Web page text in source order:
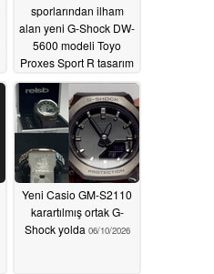
sporlarından ilham
alan yeni G-Shock DW-
5600 modeli Toyo
Proxes Sport R tasarım
ipuçlarına sahiptir
06/11/2026
Yeni Casio GM-S2110
karartılmış ortak G-
Shock yolda 06/10/2026